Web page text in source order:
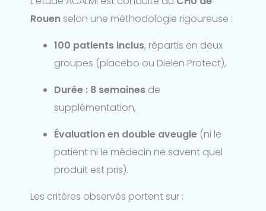
Rouenselon une méthodologie rigoureuse :
100 patients inclus, répartis en deux
groupes (placebo ou Dielen Protect),
Durée : 8 semainesde
supplémentation,
Évaluation en double aveugle(ni le
patient ni le médecin ne savent quel
produit est pris).
Les critères observés portent sur :